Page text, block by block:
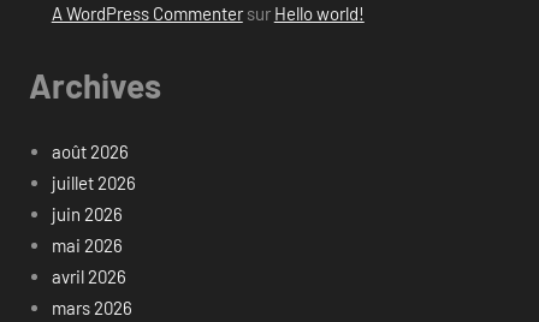
A WordPress Commentersur Hello world!
Archives
août 2026
juillet 2026
juin 2026
mai 2026
avril 2026
mars 2026